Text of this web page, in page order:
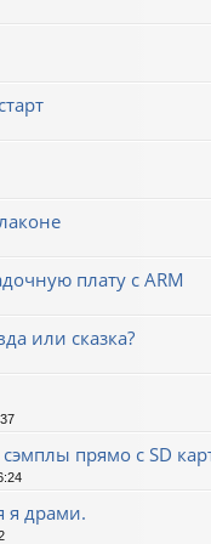
плату с ARM
или сказка?
прямо с SD
я драми.